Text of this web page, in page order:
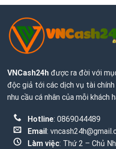
VNCash24h được ra đời với
độc giả tới các dịch vụ tài
nhu cầu cá nhân của mỗi khách
Hotline: 0869044489
Email :
Làm việc: Thứ 2 – Chủ